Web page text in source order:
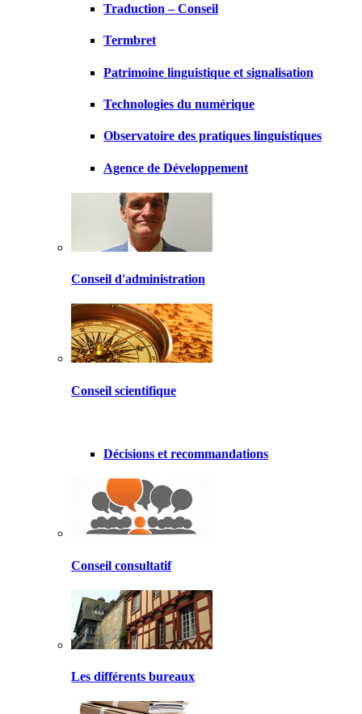
Traduction – Conseil
Termbret
Patrimoine linguistique et signalisation
Technologies du numérique
Observatoire des pratiques linguistiques
Agence de Développement
Conseil d'administration
Conseil scientifique
Décisions et recommandations
Conseil consultatif
Les différents bureaux